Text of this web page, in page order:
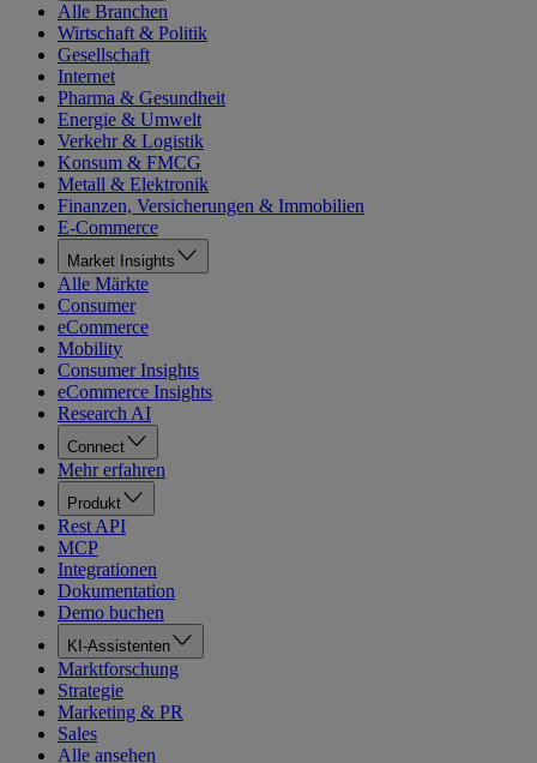
Alle Branchen
Wirtschaft & Politik
Gesellschaft
Internet
Pharma & Gesundheit
Energie & Umwelt
Verkehr & Logistik
Konsum & FMCG
Metall & Elektronik
Finanzen, Versicherungen & Immobilien
E-Commerce
Market Insights
Alle Märkte
Consumer
eCommerce
Mobility
Consumer Insights
eCommerce Insights
Research AI
Connect
Mehr erfahren
Produkt
Rest API
MCP
Integrationen
Dokumentation
Demo buchen
KI-Assistenten
Marktforschung
Strategie
Marketing & PR
Sales
Alle ansehen